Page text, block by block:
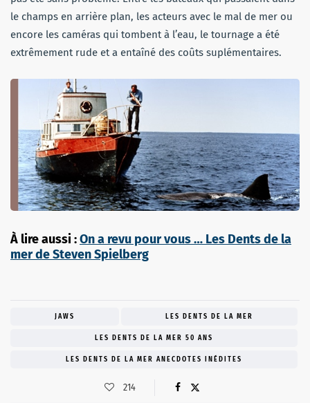
le champs en arrière plan, les acteurs avec le mal de mer ou
encore les caméras qui tombent à l’eau, le tournage a été
extrêmement rude et a entaîné des coûts suplémentaires.
À lire aussi :On a revu pour vous … Les Dents de la
mer de Steven Spielberg
JAWS LES DENTS DE LA MER
LES DENTS DE LA MER 50 ANS
LES DENTS DE LA MER ANECDOTES INÉDITES
214